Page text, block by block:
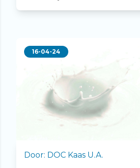
16-04-24
Door: DOC Kaas U.A.